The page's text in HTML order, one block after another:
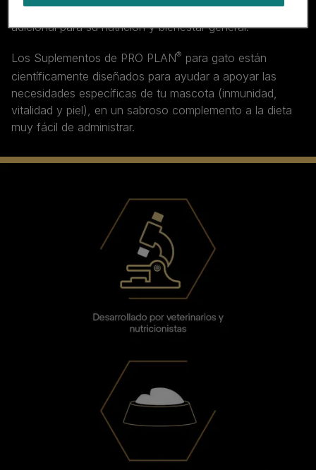
vida, los gatos pueden beneficiarse de un apoyo
adicional para su nutrición y bienestar general.
Los Suplementos de PRO PLAN® para gato están
científicamente diseñados para ayudar a apoyar las
necesidades específicas de tu mascota (inmunidad,
vitalidad y piel), en un sabroso complemento a la dieta
muy fácil de administrar.